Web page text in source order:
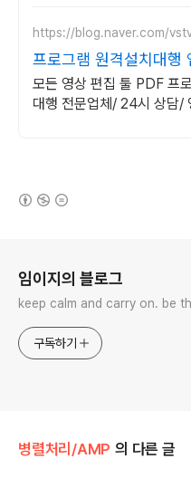
https://blog.naver.com/
프로그램 원격설치대행
원격설치대행 전문
모든 영상 편집 툴 PDF 프
대행 전문업체/ 24시 상담/
임이지의 블로그
keep calm and carry on. be
구독하기
병렬처리/AMP 의 다른 글